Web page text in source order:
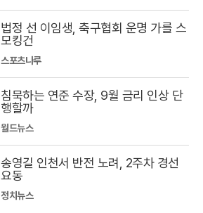
법정 선 이임생, 축구협회 운명 가를 스
모킹건
스포츠나루
침묵하는 연준 수장, 9월 금리 인상 단
행할까
월드뉴스
송영길 인천서 반전 노려, 2주차 경선
요동
정치뉴스